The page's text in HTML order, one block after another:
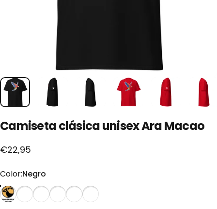
CamisetaclásicaunisexAraMacao
€22,95
Color
Color:Negro